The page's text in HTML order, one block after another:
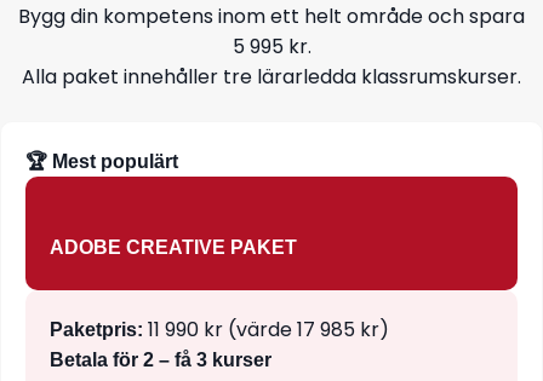
Bygg din kompetens inom ett helt område och spara
5 995 kr.
Alla paket innehåller tre lärarledda klassrumskurser.
🏆 Mest populärt
ADOBE CREATIVE PAKET
Paketpris: 11 990 kr (värde 17 985 kr)
Betala för 2 – få 3 kurser